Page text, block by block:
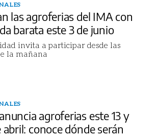
las agroferias del IMA con
barata este 3 de junio
invita a participar desde las
la mañana
agroferias este 13 y
abril: conoce dónde serán